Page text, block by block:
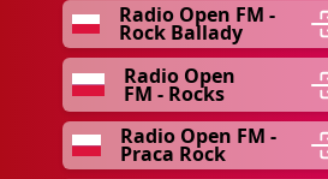
Radio Open FM -
Rock Ballady
Radio Open
FM - Rocks
Radio Open FM -
Praca Rock